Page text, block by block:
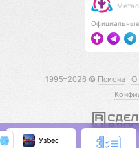
1995–2026 © Псиона О
Узбес